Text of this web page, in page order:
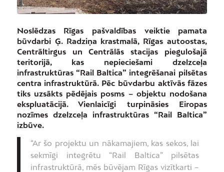
Noslēdzas Rīgas pašvaldības veiktie pamata
būvdarbi Ģ. Radziņa krastmalā, Rīgas autoostas,
Centrāltirgus un Centrālās stacijas piegulošajā
teritorijā, kas nepieciešami dzelzceļa
infrastruktūras “Rail Baltica” integrēšanai pilsētas
centra infrastruktūrā. Pēc būvdarbu aktīvās fāzes
tiks uzsākts pēdējais posms – objektu nodošana
ekspluatācijā. Vienlaicīgi turpināsies Eiropas
nozīmes dzelzceļa infrastruktūras “Rail Baltica”
izbūve.
“Ar šo projektu un nākamajiem, kas sekos, lai
sekmīgi integrētu “Rail Baltica” pilsētas
infrastruktūrā, mēs būvējam Rīgas vizītkarti –